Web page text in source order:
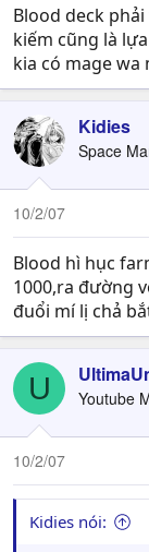
do đã có cái
Blood deck
kiếm cũng là
kia có mage wa
Kidies
Space
10/2/07
Blood hì hục
1000,ra đường
đuổi mí lị chả
U Youtube
10/2/07
Kidies nói: